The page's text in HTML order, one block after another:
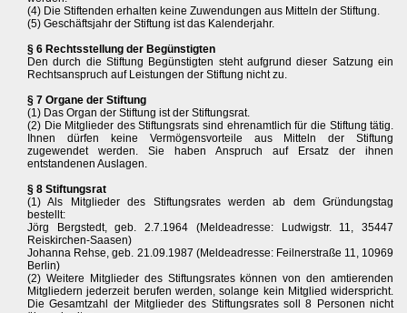
(4) Die Stiftenden erhalten keine Zuwendungen aus Mitteln der Stiftung.
(5) Geschäftsjahr der Stiftung ist das Kalenderjahr.
§ 6 Rechtsstellung der Begünstigten
Den durch die Stiftung Begünstigten steht aufgrund dieser Satzung ein
Rechtsanspruch auf Leistungen der Stiftung nicht zu.
§ 7 Organe der Stiftung
(1) Das Organ der Stiftung ist der Stiftungsrat.
(2) Die Mitglieder des Stiftungsrats sind ehrenamtlich für die Stiftung tätig.
Ihnen dürfen keine Vermögensvorteile aus Mitteln der Stiftung
zugewendet werden. Sie haben Anspruch auf Ersatz der ihnen
entstandenen Auslagen.
§ 8 Stiftungsrat
(1) Als Mitglieder des Stiftungsrates werden ab dem Gründungstag
bestellt:
Jörg Bergstedt, geb. 2.7.1964 (Meldeadresse: Ludwigstr. 11, 35447
Reiskirchen-Saasen)
Johanna Rehse, geb. 21.09.1987 (Meldeadresse: Feilnerstraße 11, 10969
Berlin)
(2) Weitere Mitglieder des Stiftungsrates können von den amtierenden
Mitgliedern jederzeit berufen werden, solange kein Mitglied widerspricht.
Die Gesamtzahl der Mitglieder des Stiftungsrates soll 8 Personen nicht